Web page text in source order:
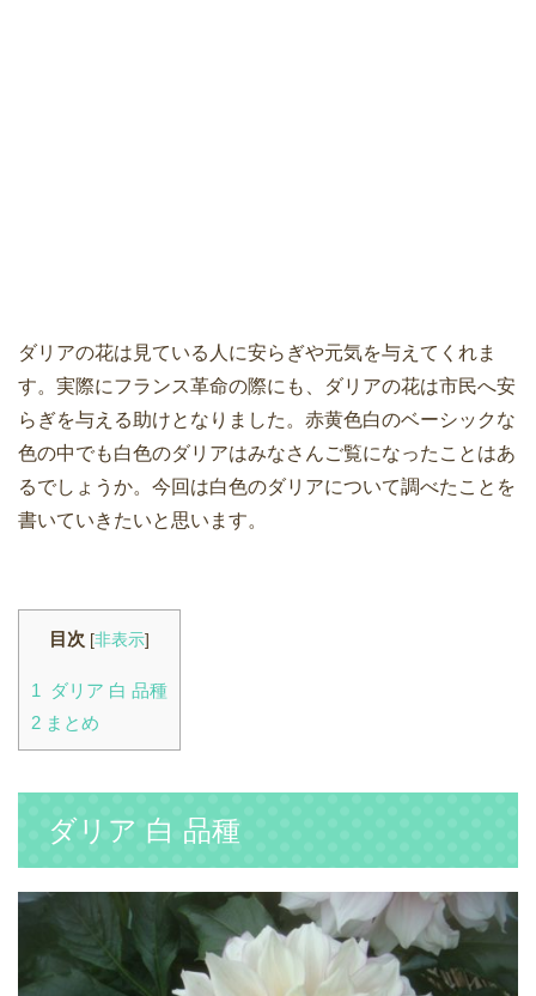
ダリアの花は見ている人に安らぎや元気を与えてくれま
す。実際にフランス革命の際にも、ダリアの花は市民へ安
らぎを与える助けとなりました。赤黄色白のベーシックな
色の中でも白色のダリアはみなさんご覧になったことはあ
るでしょうか。今回は白色のダリアについて調べたことを
書いていきたいと思います。
目次 [非表示]
1
ダリア 白 品種
2 まとめ
ダリア 白 品種